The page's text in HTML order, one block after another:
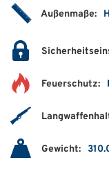
Presse
Karriere
Unternehmen
Partner
Geschichte
Außenmaße:
Feuerschutz:
Gewicht: